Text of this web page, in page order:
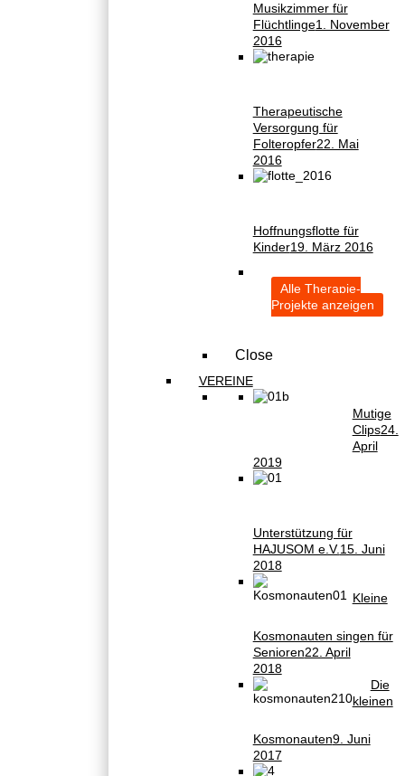
Musikzimmer für
Flüchtlinge1. November
2016
Therapeutische
Versorgung für
Folteropfer22. Mai
2016
Hoffnungsflotte für
Kinder19. März 2016
Alle Therapie-
Projekte anzeigen
Close
VEREINE
Mutige
Clips24.
April
2019
Unterstützung für
HAJUSOM e.V.15. Juni
2018
Kleine
Kosmonauten singen für
Senioren22. April
2018
Die
kleinen
Kosmonauten9. Juni
2017